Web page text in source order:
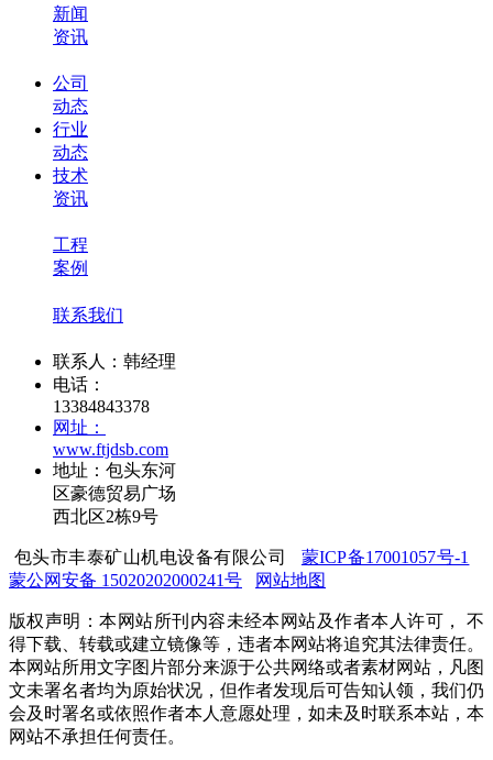
新闻
资讯
公司
动态
行业
动态
技术
资讯
工程
案例
联系我们
联系人：韩经理
电话：
13384843378
网址：
www.ftjdsb.com
地址：包头东河
区豪德贸易广场
西北区2栋9号
包头市丰泰矿山机电设备有限公司 蒙ICP备17001057号-1
蒙公网安备 15020202000241号
网站地图
版权声明：本网站所刊内容未经本网站及作者本人许可， 不
得下载、转载或建立镜像等，违者本网站将追究其法律责任。
本网站所用文字图片部分来源于公共网络或者素材网站，凡图
文未署名者均为原始状况，但作者发现后可告知认领，我们仍
会及时署名或依照作者本人意愿处理，如未及时联系本站，本
网站不承担任何责任。